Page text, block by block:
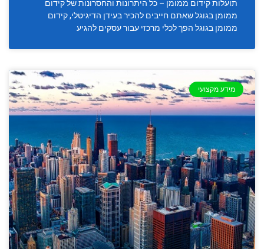
תועלות קידום ממומן – כל היתרונות והחסרונות של קידום
ממומן בגוגל שאתם חייבים להכיר בעידן הדיגיטלי, קידום
ממומן בגוגל הפך לכלי מרכזי עבור עסקים להגיע
מידע מקצועי